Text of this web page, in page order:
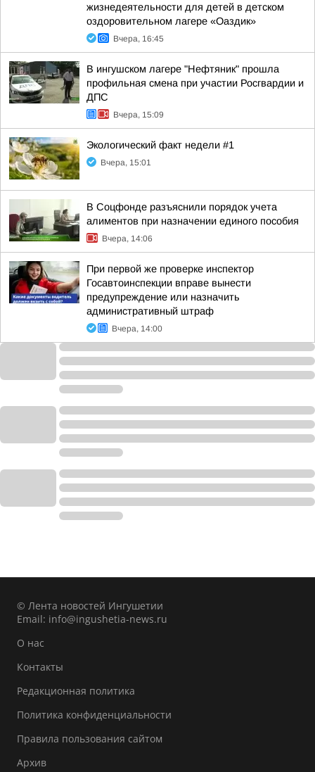
жизнедеятельности для детей в детском
оздоровительном лагере «Оаздик»
Вчера, 16:45
В ингушском лагере "Нефтяник" прошла
профильная смена при участии Росгвардии и
ДПС
Вчера, 15:09
Экологический факт недели #1
Вчера, 15:01
В Соцфонде разъяснили порядок учета
алиментов при назначении единого пособия
Вчера, 14:06
При первой же проверке инспектор
Госавтоинспекции вправе вынести
предупреждение или назначить
административный штраф
Вчера, 14:00
© Лента новостей Ингушетии
Email: info@ingushetia-news.ru
О нас
Контакты
Редакционная политика
Политика конфиденциальности
Правила пользования сайтом
Архив